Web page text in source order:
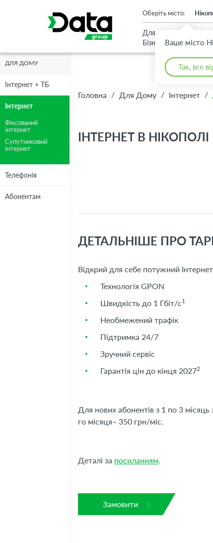
Ваше місто
Так, все
Оберіть місто:
Для
Бізнесу
ДЛЯ ДОМУ
Інтернет + ТБ
Інтернет
Фіксований
інтернет
Супутниковий
інтернет
Телефонія
Абонентам
Головна / Для Дому / Інтернет /
ІНТЕРНЕТ В НІКОПОЛІ
ДЕТАЛЬНІШЕ ПРО
Відкрий для себе потужний
Технологія GPON
Швидкість до 1 Гбіт/с1
Необмежений трафік
Підтримка 24/7
Зручний сервіс
Гарантія цін до кінця 20272
Для нових абонентів з 1 по 3
го місяця– 350 грн/міс.
Деталі за посиланням.
Замовити
An important update (Chrome 143) is available for your